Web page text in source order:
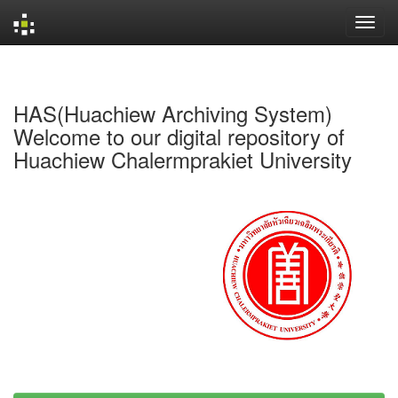
HAS(Huachiew Archiving System)
Welcome to our digital repository of
Huachiew Chalermprakiet University